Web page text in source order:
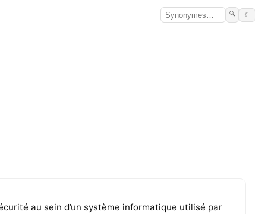
🔍 ☾
au sein d’un système informatique utilisé par